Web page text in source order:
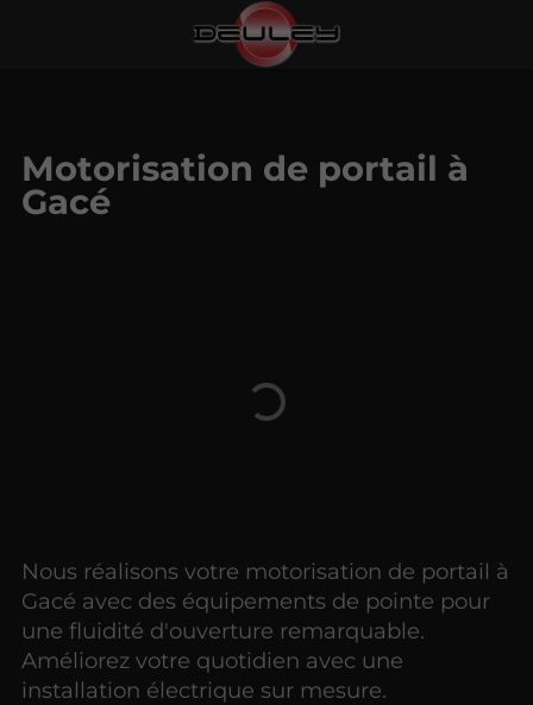
Motorisation de portail à
Gacé
Nous réalisons votre motorisation de portail à
Gacé avec des équipements de pointe pour
une fluidité d'ouverture remarquable.
Améliorez votre quotidien avec une
installation électrique sur mesure.